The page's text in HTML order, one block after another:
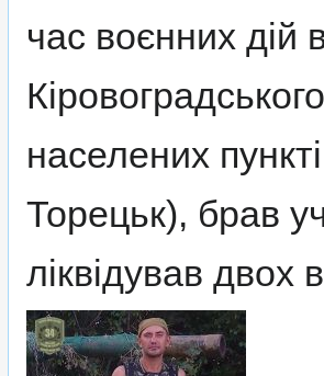
час воєнних дій
населених
Торецьк), брав
ліквідував двох